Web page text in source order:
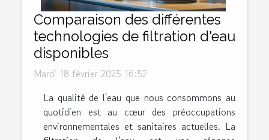
Comparaison des différentes
technologies de filtration d'eau
disponibles
Mardi 18 février 2025 16:52
La qualité de l'eau que nous consommons au
quotidien est au cœur des préoccupations
environnementales et sanitaires actuelles. La